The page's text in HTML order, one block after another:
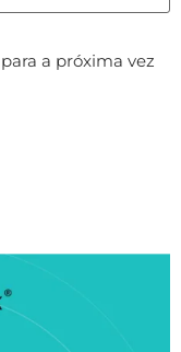
a próxima vez